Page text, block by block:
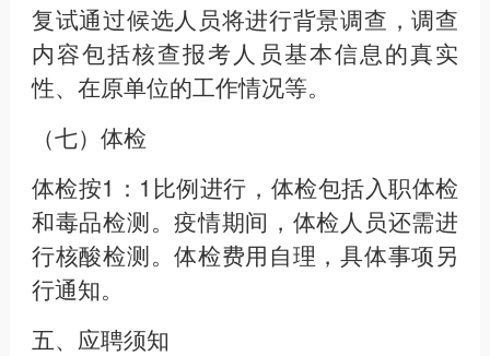
复试通过候选人员将进行背景调查，调查
内容包括核查报考人员基本信息的真实
性、在原单位的工作情况等。
（七）体检
体检按1：1比例进行，体检包括入职体检
和毒品检测。疫情期间，体检人员还需进
行核酸检测。体检费用自理，具体事项另
行通知。
五、应聘须知